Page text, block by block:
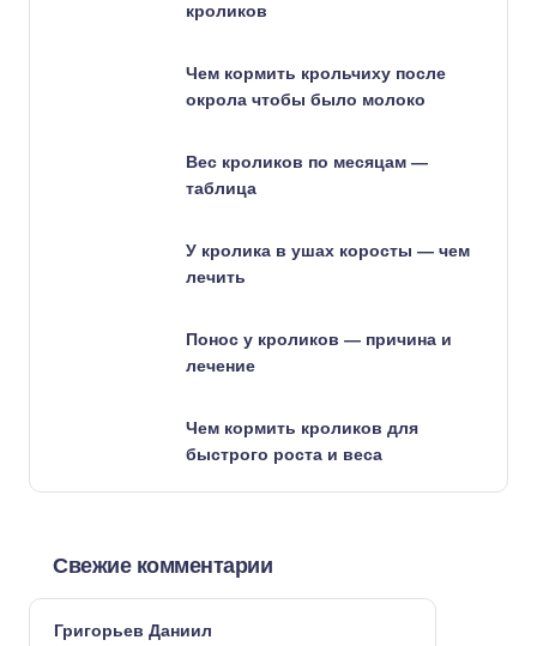
кроликов
Чем кормить крольчиху после
окрола чтобы было молоко
Вес кроликов по месяцам —
таблица
У кролика в ушах коросты — чем
лечить
Понос у кроликов — причина и
лечение
Чем кормить кроликов для
быстрого роста и веса
Свежие комментарии
Григорьев Даниил